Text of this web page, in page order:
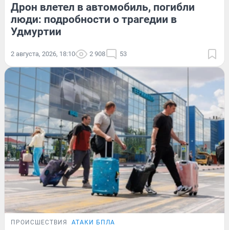
Дрон влетел в автомобиль, погибли
люди: подробности о трагедии в
Удмуртии
2 августа, 2026, 18:10 2 908 53
ПРОИСШЕСТВИЯ АТАКИ БПЛА